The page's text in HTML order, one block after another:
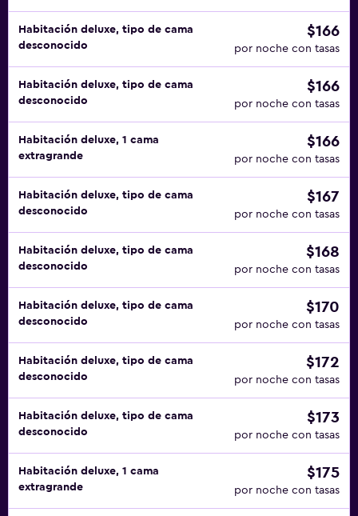
Habitación deluxe, tipo de cama
desconocido
$166
por noche con tasas
Habitación deluxe, tipo de cama
desconocido
$166
por noche con tasas
Habitación deluxe, 1 cama
extragrande
$166
por noche con tasas
Habitación deluxe, tipo de cama
desconocido
$167
por noche con tasas
Habitación deluxe, tipo de cama
desconocido
$168
por noche con tasas
Habitación deluxe, tipo de cama
desconocido
$170
por noche con tasas
Habitación deluxe, tipo de cama
desconocido
$172
por noche con tasas
Habitación deluxe, tipo de cama
desconocido
$173
por noche con tasas
Habitación deluxe, 1 cama
extragrande
$175
por noche con tasas